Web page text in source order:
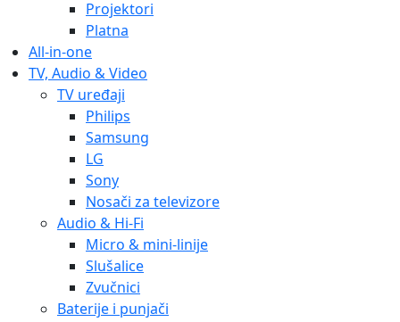
Projektori
Platna
All-in-one
TV, Audio & Video
TV uređaji
Philips
Samsung
LG
Sony
Nosači za televizore
Audio & Hi-Fi
Micro & mini-linije
Slušalice
Zvučnici
Baterije i punjači